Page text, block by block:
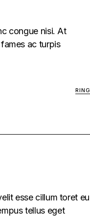
congue nisi. At
ac turpis
RING
esse cillum toret eu
tellus eget